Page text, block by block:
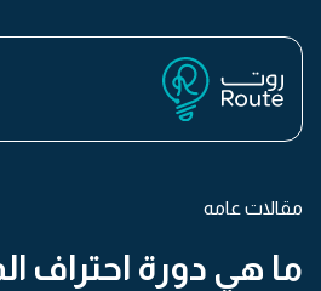
مقالات عامه
ما هي دورة احتراف